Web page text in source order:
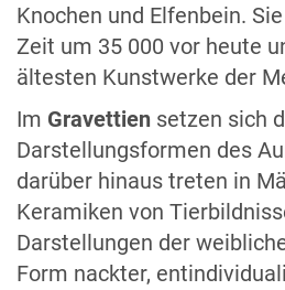
Knochen und Elfenbein.
Zeit um 35 000 vor heute
ältesten Kunstwerke der
Im Gravettien setzen sich
Darstellungsformen des
darüber hinaus treten in
Keramiken von
Darstellungen der
Form nackter,